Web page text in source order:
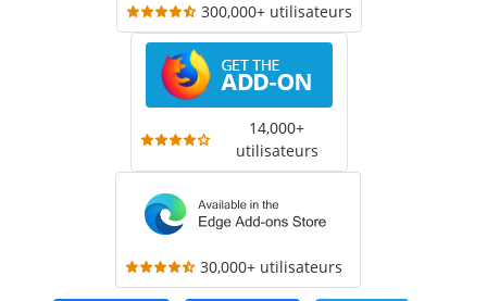
300,000+ utilisateurs
14,000+
utilisateurs
30,000+ utilisateurs